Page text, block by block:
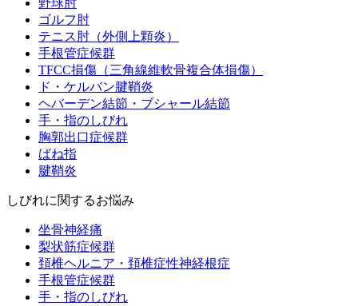
野球肘
ゴルフ肘
テニス肘（外側上顆炎）
手根管症候群
TFCC損傷（三角線維軟骨複合体損傷）
ド・ケルバン腱鞘炎
ヘバーデン結節・ブシャール結節
手・指のしびれ
胸郭出口症候群
ばね指
腱鞘炎
しびれに関するお悩み
坐骨神経痛
梨状筋症候群
頚椎ヘルニア・頚椎症性神経根症
手根管症候群
手・指のしびれ